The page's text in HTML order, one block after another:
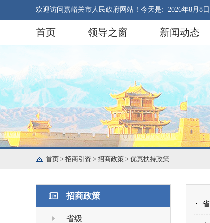
欢迎访问嘉峪关市人民政府网站！今天是: 2026年8月8
首页 领导之窗 新闻动态
首页 > 招商引资 > 招商政策 > 优惠扶持政策
招商政策
省级